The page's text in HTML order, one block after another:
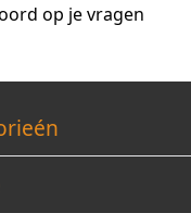
16 kleuren , zie
zijn compleet met
bevestigingen
op je vragen